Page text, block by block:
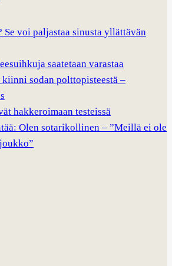
voi paljastaa sinusta yllättävän
saatetaan varastaa
sodan polttopisteestä –
hakkeroimaan testeissä
Olen sotarikollinen – ”Meillä ei ole